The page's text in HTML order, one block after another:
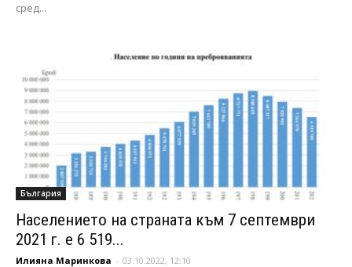
сред...
България
Населението на страната към 7 септември
2021 г. е 6 519...
Илияна Маринкова - 03.10.2022, 12:10